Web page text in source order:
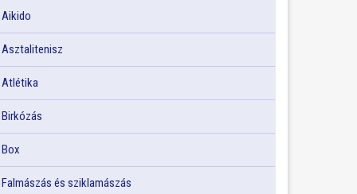
Aikido
Asztalitenisz
Atlétika
Birkózás
Box
Falmászás és sziklamászás